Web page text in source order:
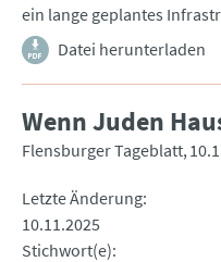
ein lange geplantes
Datei herunterladen
Wenn Juden
Flensburger Tageblatt
Letzte Änderung
10.11.2025
Stichwort(e)